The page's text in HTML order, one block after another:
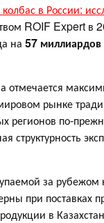
в России:
ROIF Expert в
на 57 миллиардов
отмечается
рынке
регионов по-
структурность
за
при
в